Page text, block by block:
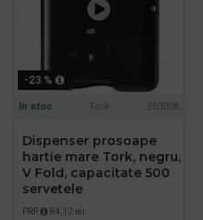
-23 %
In stoc Tork 553008
Dispenser prosoape
hartie mare Tork, negru,
V Fold, capacitate 500
servetele
PRP 84,12 lei